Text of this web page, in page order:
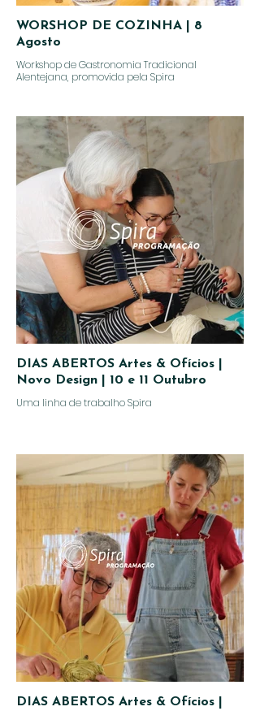
WORSHOP DE COZINHA | 8
Agosto
Workshop de Gastronomia Tradicional
Alentejana, promovida pela Spira
DIAS ABERTOS Artes & Ofícios |
Novo Design | 10 e 11 Outubro
Uma linha de trabalho Spira
DIAS ABERTOS Artes & Ofícios |